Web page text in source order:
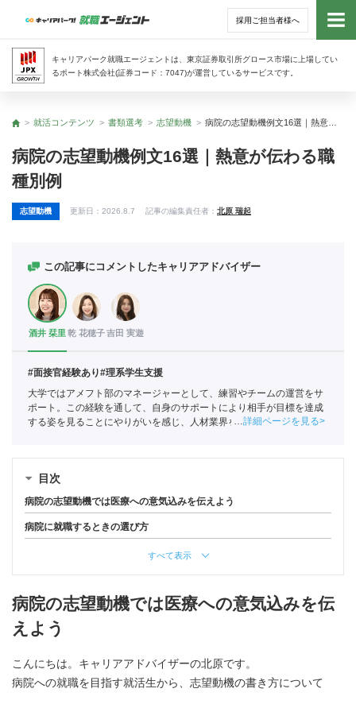
採用ご担当者様へ
キャリアパーク就職エージェントは、東京証券取引所グロース市場に上場してい
るポート株式会社(証券コード：7047)が運営しているサービスです。
トッ
トップ
就活コンテンツ 書類選考 志望動機
病院の志望動機例文16選｜熱意が伝わる職
種別例
志望動機 更新日： 2026.8.7 記事の編集責任者： 北原 瑞起
この記事にコメントしたキャリアアドバイザー
酒井 栞里 乾 花穂子吉田 実遊
#面接官経験あり#理系学生支援
大学ではアメフト部のマネージャーとして、練習やチームの運営をサ
ポート。この経験を通して、自身のサポートにより相手が目標を達成
する姿を見ることにやりがいを感じ、人材業界を目指す。ポートに新
詳細ページを見る
目次
病院の志望動機では医療への意気込みを伝えよう
病院に就職するときの選び方
すべて表示
病院の志望動機では医療への意気込みを伝
えよう
こんにちは。キャリアアドバイザーの北原です。
病院への就職を目指す就活生から、志望動機の書き方について